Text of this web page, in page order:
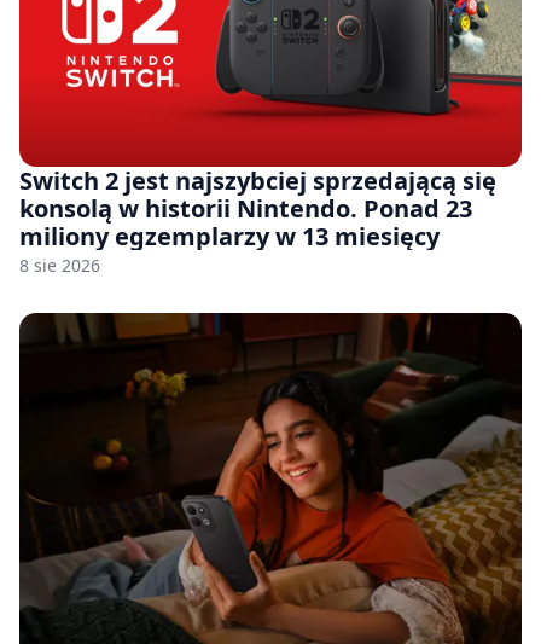
Switch 2 jest najszybciej sprzedającą się
konsolą w historii Nintendo. Ponad 23
miliony egzemplarzy w 13 miesięcy
8 sie 2026